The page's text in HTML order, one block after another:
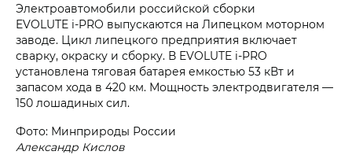
Электроавтомобили российской сборки
EVOLUTE i‑PRO выпускаются на Липецком моторном
заводе. Цикл липецкого предприятия включает
сварку, окраску и сборку. В EVOLUTE i‑PRO
установлена тяговая батарея емкостью 53 кВт и
запасом хода в 420 км. Мощность электродвигателя —
150 лошадиных сил.
Фото: Минприроды России
Александр Кислов